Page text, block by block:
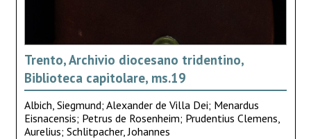
Trento, Archivio diocesano tridentino,
Biblioteca capitolare, ms.19
Albich, Siegmund; Alexander de Villa Dei; Menardus
Eisnacensis; Petrus de Rosenheim; Prudentius Clemens,
Aurelius; Schlitpacher, Johannes